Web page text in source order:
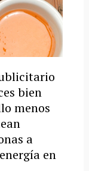
bien
menos
a
en